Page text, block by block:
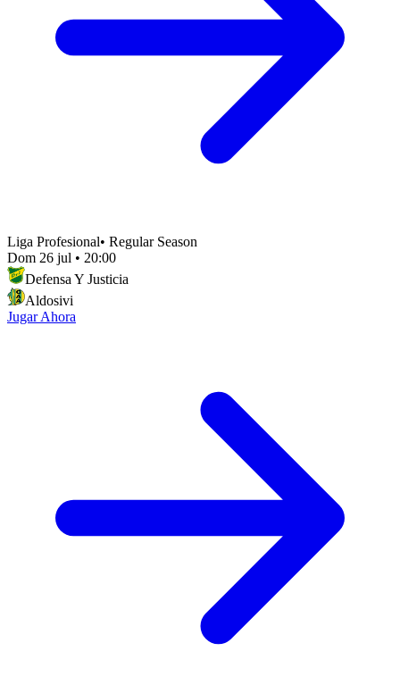
Liga Profesional• Regular Season
Dom 26 jul • 20:00
Defensa Y Justicia
Aldosivi
Jugar Ahora